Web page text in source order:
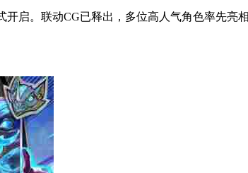
启。联动CG已释出，多位高人气角色率先亮